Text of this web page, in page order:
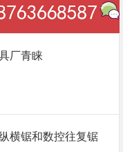
厂青睐
横锯和数控往复锯